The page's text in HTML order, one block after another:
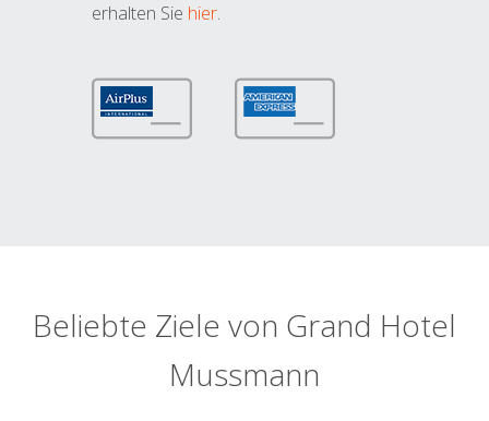
erhalten Sie hier.
Beliebte Ziele von Grand Hotel
Mussmann